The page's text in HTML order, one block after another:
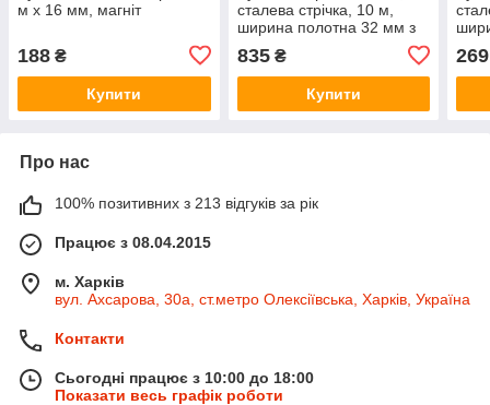
м x 16 мм, магніт
188 ₴
Купити
сталева стрічка, 10 м,
ширина полотна 32 мм з
835₴
Купити
269
Про нас
100% позитивних з 213 відгуків за рік
Працює з 08.04.2015
м. Харків
вул. Ахсарова, 30а, ст.метро Олексіївська, Харків, Україна
Контакти
Сьогодні працює з 10:00 до 18:00
Показати весь графік роботи